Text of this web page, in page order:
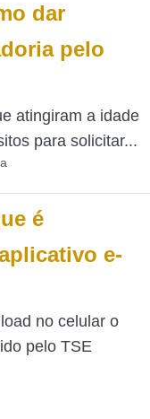
dar
pelo
atingiram a idade
para solicitar...
é
e-
no celular o
pelo TSE